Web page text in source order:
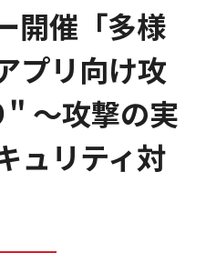
開催「多様
プリ向け攻
〜攻撃の実
ュリティ対